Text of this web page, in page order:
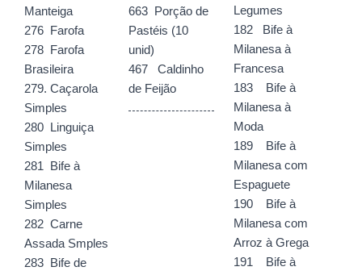
Manteiga
276 Farofa
278 Farofa
Brasileira
279. Caçarola
Simples
280 Linguiça
Simples
281 Bife à
Milanesa
Simples
282 Carne
Assada Smples
283 Bife de
663 Porção de
Pastéis (10
unid)
467 Caldinho
de Feijão
Legumes
182 Bife à
Milanesa à
Francesa
183 Bife à
Milanesa à
Moda
189 Bife à
Milanesa com
Espaguete
190 Bife à
Milanesa com
Arroz à Grega
191 Bife à